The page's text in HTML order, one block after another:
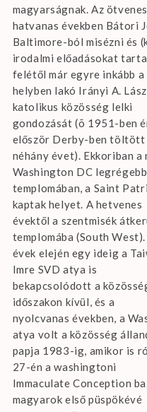
magyarságnak. Az
hatvanas években Bátori
Baltimore-ból misézni és
irodalmi előadásokat
felétől már egyre inkább a
helyben lakó Irányi A.
katolikus közösség lelki
gondozását (õ 1951-ben
először Derby-ben töltött
néhány évet). Ekkoriban a
Washington DC
templomában, a Saint
kaptak helyet. A hetvenes
évektől a szentmisék
templomába (South
évek elején egy ideig a
Imre SVD atya is
bekapcsolódott a
időszakon kívül, és a
nyolcvanas években, a
atya volt a közösség
papja 1983-ig, amikor is
27-én a washingtoni
Immaculate Conception
magyarok első püspökévé